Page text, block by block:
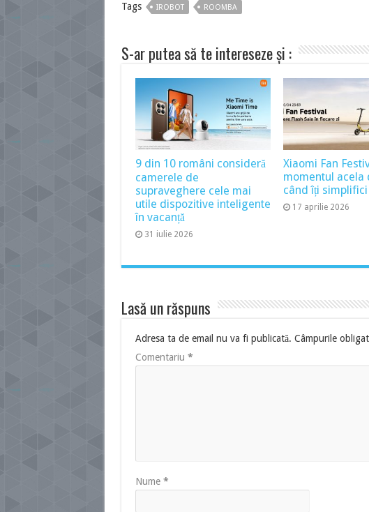
Tags IROBOT ROOMBA
S-ar putea să te intereseze și :
9 din 10 români consideră
camerele de
supraveghere cele mai
utile dispozitive inteligente
în vacanță
31 iulie 2026
Xiaomi Fan
momentul acela
când îți simplifici
17 aprilie 2026
Lasă un răspuns
Adresa ta de email nu va fi publicată. Câmpurile
Comentariu *
Nume *